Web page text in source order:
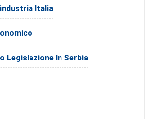
Italia
Legislazione In Serbia